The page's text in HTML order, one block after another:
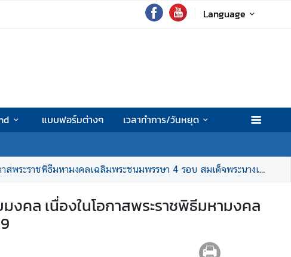
Language
แบบฟอร์มต่างๆ
เวลาทำการ/วันหยุด
ฉลิมพระชนมพรรษา 4 รอบ สมเด็จพระนางเจ้า ฯ พระบรมราชินี 3 มิถุนายน 2569
คล เนื่องในโอกาสพระราชพิธีมหามงคล